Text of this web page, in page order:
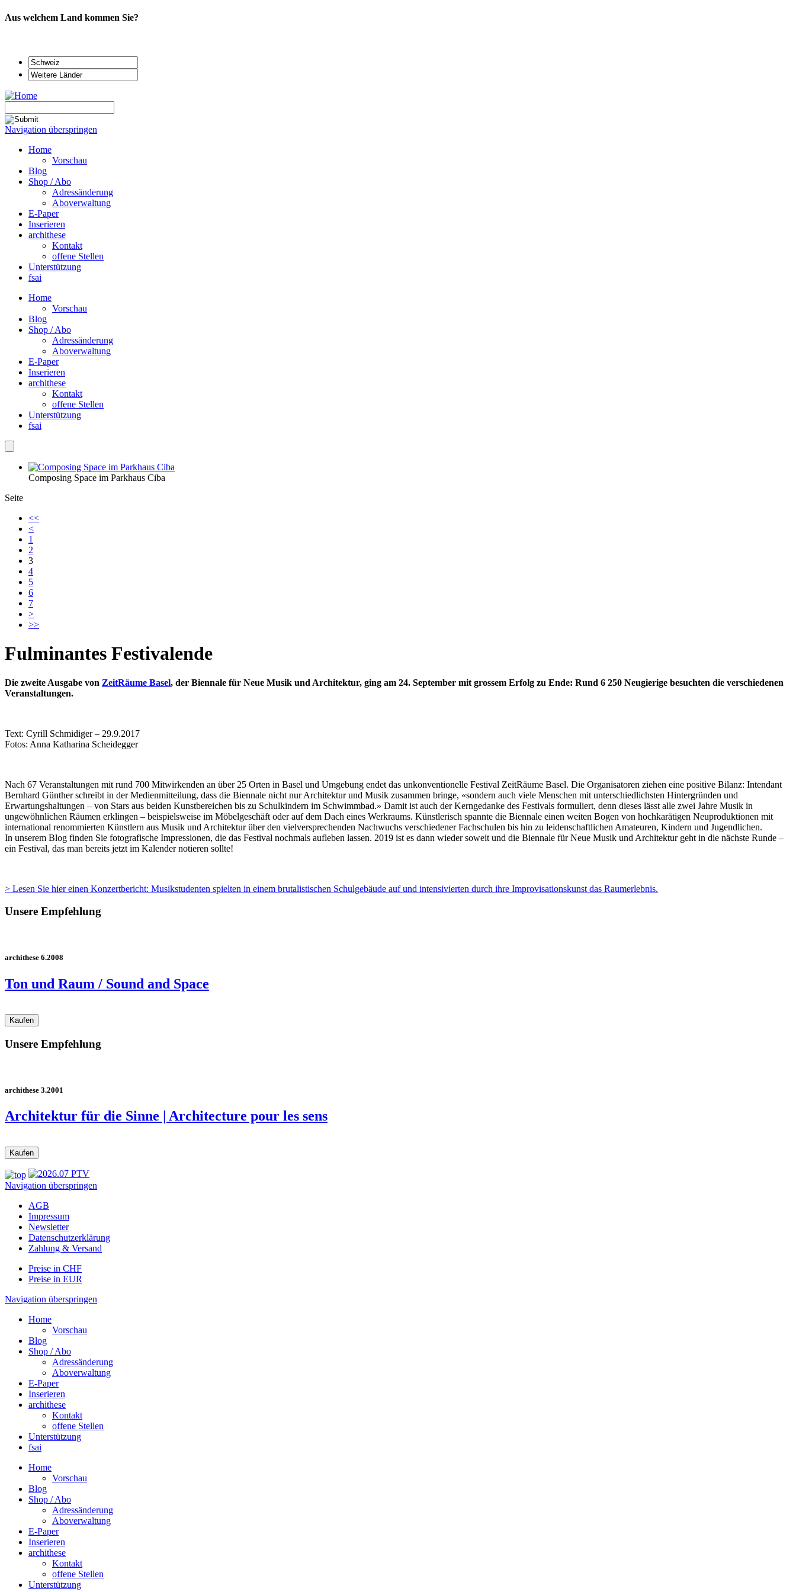
Aus welchem Land kommen Sie?
Navigation überspringen
Home
Vorschau
Blog
Shop / Abo
Adressänderung
Aboverwaltung
E-Paper
Inserieren
archithese
Kontakt
offene Stellen
Unterstützung
fsai
Home
Vorschau
Blog
Shop / Abo
Adressänderung
Aboverwaltung
E-Paper
Inserieren
archithese
Kontakt
offene Stellen
Unterstützung
fsai
Composing Space im Parkhaus Ciba
Seite
<<
<
1
2
3
4
5
6
7
>
>>
Fulminantes Festivalende
Die zweite Ausgabe von ZeitRäume Basel, der Biennale für Neue Musik und Architektur, ging am 24. September mit grossem Erfolg zu Ende: Rund 6 250 Neugierige besuchten die verschiedenen
Veranstaltungen.
Text: Cyrill Schmidiger – 29.9.2017
Fotos: Anna Katharina Scheidegger
Nach 67 Veranstaltungen mit rund 700 Mitwirkenden an über 25 Orten in Basel und Umgebung endet das unkonventionelle Festival ZeitRäume Basel. Die Organisatoren ziehen eine positive Bilanz: Intendant
Bernhard Günther schreibt in der Medienmitteilung, dass die Biennale nicht nur Architektur und Musik zusammen bringe, «sondern auch viele Menschen mit unterschiedlichsten Hintergründen und
Erwartungshaltungen – von Stars aus beiden Kunstbereichen bis zu Schulkindern im Schwimmbad.» Damit ist auch der Kerngedanke des Festivals formuliert, denn dieses lässt alle zwei Jahre Musik in
ungewöhnlichen Räumen erklingen – beispielsweise im Möbelgeschäft oder auf dem Dach eines Werkraums. Künstlerisch spannte die Biennale einen weiten Bogen von hochkarätigen Neuproduktionen mit
international renommierten Künstlern aus Musik und Architektur über den vielversprechenden Nachwuchs verschiedener Fachschulen bis hin zu leidenschaftlichen Amateuren, Kindern und Jugendlichen.
In unserem Blog finden Sie fotografische Impressionen, die das Festival nochmals aufleben lassen. 2019 ist es dann wieder soweit und die Biennale für Neue Musik und Architektur geht in die nächste Runde –
ein Festival, das man bereits jetzt im Kalender notieren sollte!
> Lesen Sie hier einen Konzertbericht: Musikstudenten spielten in einem brutalistischen Schulgebäude auf und intensivierten durch ihre Improvisationskunst das Raumerlebnis.
Unsere Empfehlung
archithese 6.2008
Ton und Raum / Sound and Space
Unsere Empfehlung
archithese 3.2001
Architektur für die Sinne | Architecture pour les sens
Navigation überspringen
AGB
Impressum
Newsletter
Datenschutzerklärung
Zahlung & Versand
Preise in CHF
Preise in EUR
Navigation überspringen
Home
Vorschau
Blog
Shop / Abo
Adressänderung
Aboverwaltung
E-Paper
Inserieren
archithese
Kontakt
offene Stellen
Unterstützung
fsai
Home
Vorschau
Blog
Shop / Abo
Adressänderung
Aboverwaltung
E-Paper
Inserieren
archithese
Kontakt
offene Stellen
Unterstützung